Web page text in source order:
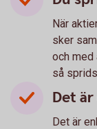
När
sker
och med
så
Det
Det är